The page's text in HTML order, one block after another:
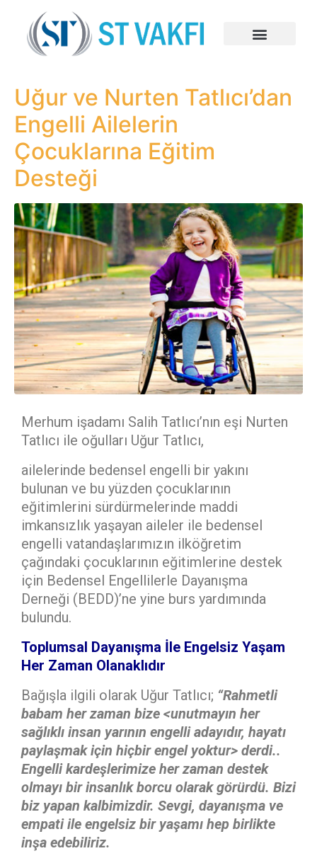
Uğur ve Nurten Tatlıcı’dan
Engelli Ailelerin
Çocuklarına Eğitim
Desteği
Merhum işadamı Salih Tatlıcı’nın eşi Nurten
Tatlıcı ile oğulları Uğur Tatlıcı,
ailelerinde bedensel engelli bir yakını
bulunan ve bu yüzden çocuklarının
eğitimlerini sürdürmelerinde maddi
imkansızlık yaşayan aileler ile bedensel
engelli vatandaşlarımızın ilköğretim
çağındaki çocuklarının eğitimlerine destek
için Bedensel Engellilerle Dayanışma
Derneği (BEDD)’ne yine burs yardımında
bulundu.
Toplumsal Dayanışma İle Engelsiz Yaşam
Her Zaman Olanaklıdır
Bağışla ilgili olarak Uğur Tatlıcı; “Rahmetli
babam her zaman bize <unutmayın her
sağlıklı insan yarının engelli adayıdır, hayatı
paylaşmak için hiçbir engel yoktur> derdi..
Engelli kardeşlerimize her zaman destek
olmayı bir insanlık borcu olarak görürdü. Bizi
biz yapan kalbimizdir. Sevgi, dayanışma ve
empati ile engelsiz bir yaşamı hep birlikte
inşa edebiliriz.